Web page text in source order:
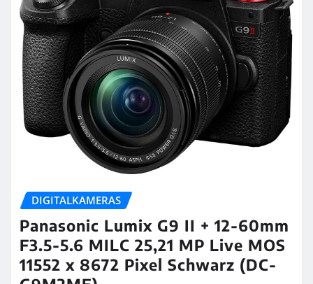
DIGITALKAMERAS
Panasonic Lumix G9 II + 12-60mm
F3.5-5.6 MILC 25,21 MP Live MOS
11552 x 8672 Pixel Schwarz (DC-